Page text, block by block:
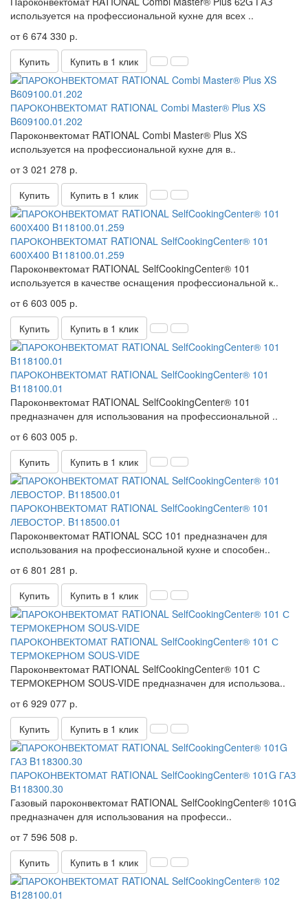
используется на профессиональной кухне для всех ..
от 6 674 330 р.
Купить
Купить в 1 клик
ПАРОКОНВЕКТОМАТ RATIONAL Combi Master® Plus XS
B609100.01.202
Пароконвектомат RATIONAL Combi Master® Plus XS
используется на профессиональной кухне для в..
от 3 021 278 р.
Купить
Купить в 1 клик
ПАРОКОНВЕКТОМАТ RATIONAL SelfCookingCenter® 101
600Х400 B118100.01.259
Пароконвектомат RATIONAL SelfCookingCenter® 101
используется в качестве оснащения профессиональной к..
от 6 603 005 р.
Купить
Купить в 1 клик
ПАРОКОНВЕКТОМАТ RATIONAL SelfCookingCenter® 101
B118100.01
Пароконвектомат RATIONAL SelfCookingCenter® 101 ​
предназначен для использования на профессиональной ..
от 6 603 005 р.
Купить
Купить в 1 клик
ПАРОКОНВЕКТОМАТ RATIONAL SelfCookingCenter® 101
ЛЕВОСТОР. B118500.01
Пароконвектомат RATIONAL SCC 101 предназначен для
использования на профессиональной кухне и способен..
от 6 801 281 р.
Купить
Купить в 1 клик
ПАРОКОНВЕКТОМАТ RATIONAL SelfCookingCenter® 101 С
ТЕРМОКЕРНОМ SOUS-VIDE
Пароконвектомат RATIONAL SelfCookingCenter® 101 С
ТЕРМОКЕРНОМ SOUS-VIDE ​предназначен для использова..
от 6 929 077 р.
Купить
Купить в 1 клик
ПАРОКОНВЕКТОМАТ RATIONAL SelfCookingCenter® 101G ГАЗ
B118300.30
Газовый пароконвектомат RATIONAL SelfCookingCenter® 101G
​предназначен для использования на професси..
от 7 596 508 р.
Купить
Купить в 1 клик